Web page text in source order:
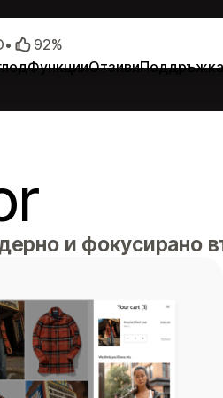
ФункцииОтзивиПоддръжка
• 92%
и фокусирано